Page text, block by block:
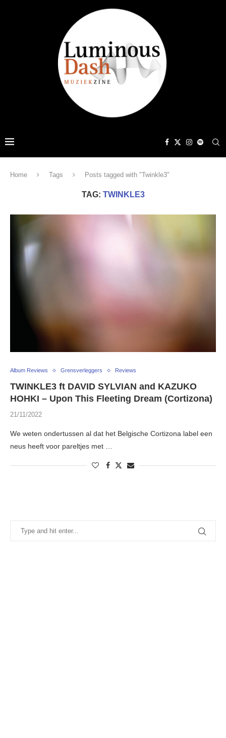
Home Tags Posts tagged with "Twinkle3"
TAG: TWINKLE3
Album Reviews Grensverleggers Reviews
TWINKLE3 ft DAVID SYLVIAN and KAZUKO
HOHKI – Upon This Fleeting Dream (Cortizona)
21/11/2022
We weten ondertussen al dat het Belgische Cortizona label een
neus heeft voor pareltjes met …